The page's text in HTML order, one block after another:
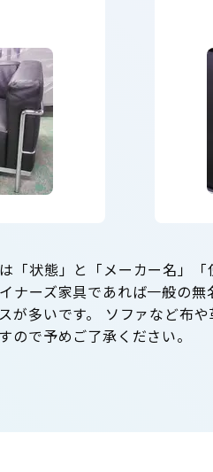
「状態」と「メーカー名」
ナーズ家具であれば一般の
が多いです。 ソファなど布
ので予めご了承ください。